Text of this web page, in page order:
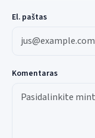
El. paštas
Komentaras